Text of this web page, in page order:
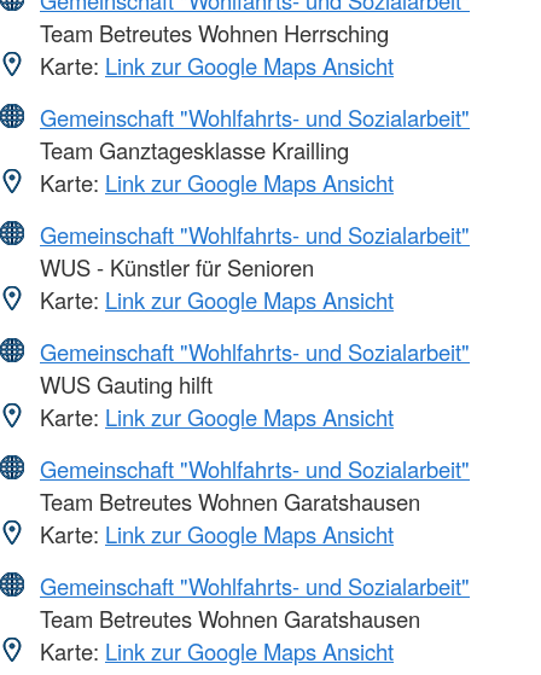
Team Betreutes Wohnen Herrsching
Karte: Link zur Google Maps Ansicht
Gemeinschaft "Wohlfahrts- und Sozialarbeit"
Team Ganztagesklasse Krailling
Karte: Link zur Google Maps Ansicht
Gemeinschaft "Wohlfahrts- und Sozialarbeit"
WUS - Künstler für Senioren
Karte: Link zur Google Maps Ansicht
Gemeinschaft "Wohlfahrts- und Sozialarbeit"
WUS Gauting hilft
Karte: Link zur Google Maps Ansicht
Gemeinschaft "Wohlfahrts- und Sozialarbeit"
Team Betreutes Wohnen Garatshausen
Karte: Link zur Google Maps Ansicht
Gemeinschaft "Wohlfahrts- und Sozialarbeit"
Team Betreutes Wohnen Garatshausen
Karte: Link zur Google Maps Ansicht